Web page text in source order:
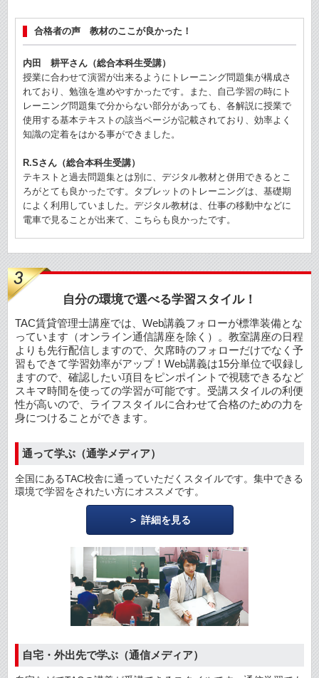
合格者の声 教材のここが良かった！
内田 耕平さん（総合本科生受講）
授業に合わせて演習が出来るようにトレーニング問題集が構成さ
れており、勉強を進めやすかったです。また、自己学習の時にト
レーニング問題集で分からない部分があっても、各解説に授業で
使用する基本テキストの該当ページが記載されており、効率よく
知識の定着をはかる事ができました。
R.Sさん（総合本科生受講）
テキストと過去問題集とは別に、デジタル教材と併用できるとこ
ろがとても良かったです。タブレットのトレーニングは、基礎期
によく利用していました。デジタル教材は、仕事の移動中などに
電車で見ることが出来て、こちらも良かったです。
自分の環境で選べる学習スタイル！
TAC賃貸管理士講座では、Web講義フォローが標準装備とな
っています（オンライン通信講座を除く）。教室講座の日程
よりも先行配信しますので、欠席時のフォローだけでなく予
習もできて学習効率がアップ！Web講義は15分単位で収録し
ますので、確認したい項目をピンポイントで視聴できるなど
スキマ時間を使っての学習が可能です。受講スタイルの利便
性が高いので、ライフスタイルに合わせて合格のための力を
身につけることができます。
通って学ぶ（通学メディア）
全国にあるTAC校舎に通っていただくスタイルです。集中できる
環境で学習をされたい方にオススメです。
詳細を見る
自宅・外出先で学ぶ（通信メディア）